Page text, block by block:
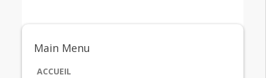
Main Menu
ACCUEIL